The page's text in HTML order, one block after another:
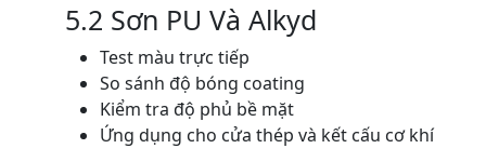
5.2 Sơn PU Và Alkyd
Test màu trực tiếp
So sánh độ bóng coating
Kiểm tra độ phủ bề mặt
Ứng dụng cho cửa thép và kết cấu cơ khí